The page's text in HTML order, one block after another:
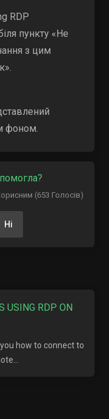
пункту «Не
з цим
фоном.
(653 Голосів)
Ні
USING RDP ON
how to connect to